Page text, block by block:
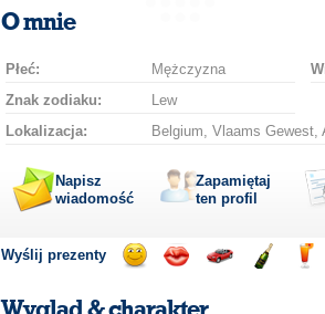
O mnie
Płeć: Mężczyzna
Znak zodiaku:
Lew
Lokalizacja:
Belgium, Vlaams Gewest,
Napisz
wiadomość
Zapamiętaj
ten profil
Wyślij prezenty
uśmiechbuziaka